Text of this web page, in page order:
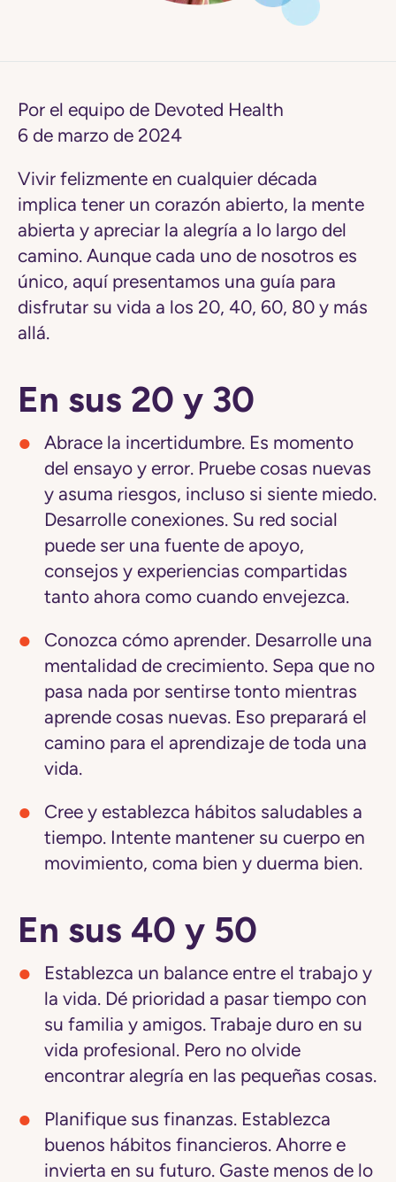
Por el equipo de Devoted Health
6 de marzo de 2024
Vivir felizmente en cualquier década
implica tener un corazón abierto, la mente
abierta y apreciar la alegría a lo largo del
camino. Aunque cada uno de nosotros es
único, aquí presentamos una guía para
disfrutar su vida a los 20, 40, 60, 80 y más
allá.
En sus 20 y 30
Abrace la incertidumbre. Es momento
del ensayo y error. Pruebe cosas nuevas
y asuma riesgos, incluso si siente miedo.
Desarrolle conexiones. Su red social
puede ser una fuente de apoyo,
consejos y experiencias compartidas
tanto ahora como cuando envejezca.
Conozca cómo aprender. Desarrolle una
mentalidad de crecimiento. Sepa que no
pasa nada por sentirse tonto mientras
aprende cosas nuevas. Eso preparará el
camino para el aprendizaje de toda una
vida.
Cree y establezca hábitos saludables a
tiempo. Intente mantener su cuerpo en
movimiento, coma bien y duerma bien.
En sus 40 y 50
Establezca un balance entre el trabajo y
la vida. Dé prioridad a pasar tiempo con
su familia y amigos. Trabaje duro en su
vida profesional. Pero no olvide
encontrar alegría en las pequeñas cosas.
Planifique sus finanzas. Establezca
buenos hábitos financieros. Ahorre e
invierta en su futuro. Gaste menos de lo